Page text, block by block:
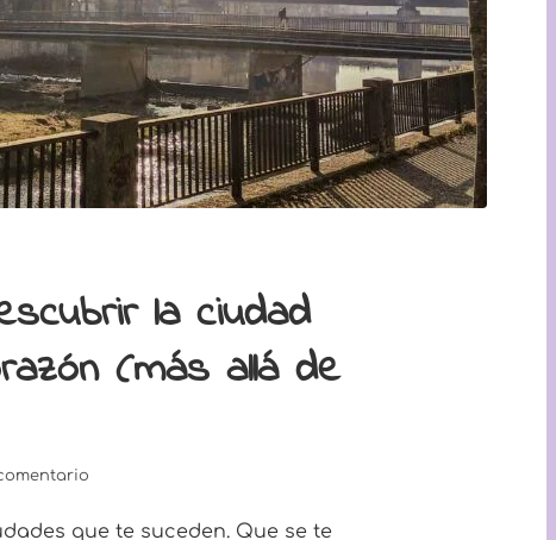
la ciudad
(más allá de
que te suceden. Que se te